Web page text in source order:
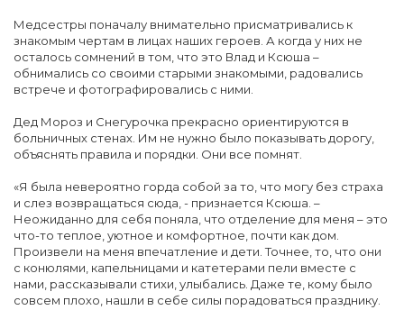
Медсестры поначалу внимательно присматривались к
знакомым чертам в лицах наших героев. А когда у них не
осталось сомнений в том, что это Влад и Ксюша –
обнимались со своими старыми знакомыми, радовались
встрече и фотографировались с ними.
Дед Мороз и Снегурочка прекрасно ориентируются в
больничных стенах. Им не нужно было показывать дорогу,
объяснять правила и порядки. Они все помнят.
«Я была невероятно горда собой за то, что могу без страха
и слез возвращаться сюда, - признается Ксюша. –
Неожиданно для себя поняла, что отделение для меня – это
что-то теплое, уютное и комфортное, почти как дом.
Произвели на меня впечатление и дети. Точнее, то, что они
с конюлями, капельницами и катетерами пели вместе с
нами, рассказывали стихи, улыбались. Даже те, кому было
совсем плохо, нашли в себе силы порадоваться празднику.